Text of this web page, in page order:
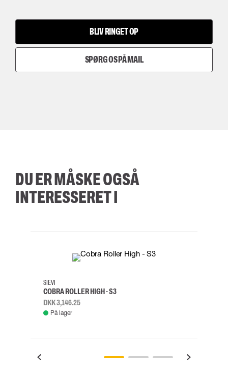
BLIV RINGET OP
SPØRG OS PÅ MAIL
DU ER MÅSKE OGSÅ
INTERESSERET I
38
SIEVI
COBRA ROLLER HIGH - S3
DKK 3,146.25
På lager